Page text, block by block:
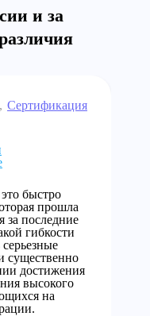
и за
Сертификация
быстро
прошла
за последние
гибкости
существенно
достижения
высокого
на